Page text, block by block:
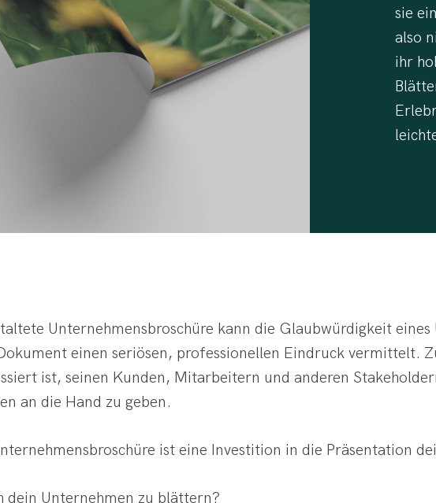
sie
also
ihr
Unternehmensbroschüre kann die Glaubwürdigkeit
einen seriösen, professionellen Eindruck vermittelt.
ist, seinen Kunden, Mitarbeitern und anderen
an die Hand zu geben.
ist eine Investition in die Präsentation
dein Unternehmen zu blättern?